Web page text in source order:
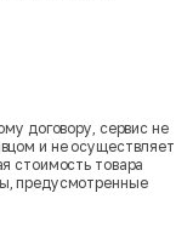
договору, сервис не
и не осуществляет
стоимость товара
предусмотренные